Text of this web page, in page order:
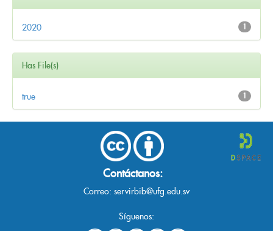
1
2020
Has File(s)
1
true
Contáctanos:
Correo: servirbib@ufg.edu.sv
Síguenos: